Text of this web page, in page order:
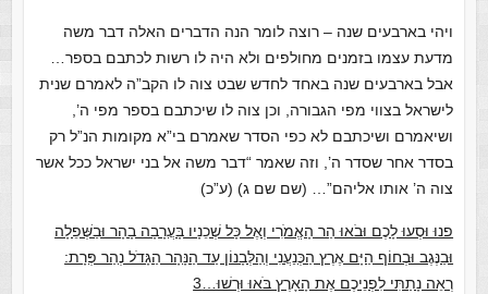
ויהי בארבעים שנה – רוצה לומר הנה הדברים האלה דבר משה
מדעת עצמו בזמנים מחולפים ולא היה לו רשות לכתבם בספר…
אבל בארבעים שנה באחד לחדש שבט צוה לו הקב”ה לאמרם שנית
לישראל בצווי מפי הגבורה, וכן צוה לו שיכתבם בספר מפי ה’,
ושיאמרם ושיכתבם לא כפי הסדר שאמרם בי”א מקומות הנ”ל רק
בסדר אחר שסדר ה’, וזה שאמר “דבר משה אל בני ישראל ככל אשר
צוה ה’ אותו אליהם”… (שם שם ג) (ע”כ)
פנוּ וּסְעוּ לָכֶם וּבֹאוּ הַר הָאֱמֹרִי וְאֶל כָּל שְׁכֵנָיו בָּעֲרָבָה בָהָר וּבַשְּׁפֵלָה
וּבַנֶּגֶב וּבְחוֹף הַיָּם אֶרֶץ הַכְּנַעֲנִי וְהַלְּבָנוֹן עַד הַנָּהָר הַגָּדֹל נְהַר פְּרָת:
רְאֵה נָתַתִּי לִפְנֵיכֶם אֶת הָאָרֶץ בֹּאוּ וּרְשׁוּ…3